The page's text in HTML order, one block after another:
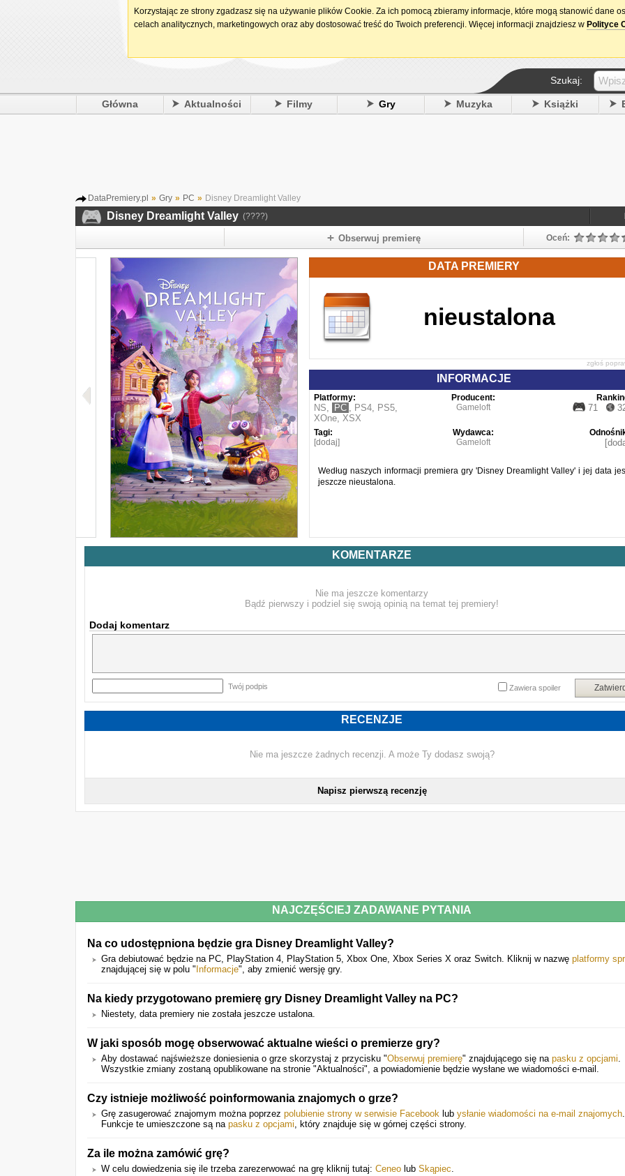
15. urodziny DataPremiery.pl
Szukaj:
Główna Aktualności Filmy Gry Muzyka Książki
DataPremiery.pl » Gry » PC » Disney Dreamlight Valley
Disney Dreamlight Valley (????)
Obserwuj premierę Oceń:
DATA PREMIERY
nieustalona
zgłoś
INFORMACJE
Platformy:
NS, PC , PS4, PS5,
XOne, XSX
Producent:
Gameloft
71
Tagi:
[dodaj]
Wydawca:
Gameloft
Według naszych informacji premiera gry 'Disney Dreamlight Valley' i jej data
jeszcze nieustalona.
KOMENTARZE
Nie ma jeszcze komentarzy
Bądź pierwszy i podziel się swoją opinią na temat tej premiery!
Dodaj komentarz
Twój podpis Zawiera spoiler
RECENZJE
Nie ma jeszcze żadnych recenzji. A może Ty dodasz swoją?
Napisz pierwszą recenzję
NAJCZĘŚCIEJ ZADAWANE PYTANIA
Na co udostępniona będzie gra Disney Dreamlight Valley?
Gra debiutować będzie na PC, PlayStation 4, PlayStation 5, Xbox One, Xbox Series X oraz Switch. Kliknij w nazwę platformy
znajdującej się w polu " Informacje", aby zmienić wersję gry.
Na kiedy przygotowano premierę gry Disney Dreamlight Valley na PC?
Niestety, data premiery nie została jeszcze ustalona.
W jaki sposób mogę obserwować aktualne wieści o premierze gry?
Aby dostawać najświeższe doniesienia o grze skorzystaj z przycisku "Obserwuj premierę" znajdującego się na pasku z opcjami.
Wszystkie zmiany zostaną opublikowane na stronie "Aktualności", a powiadomienie będzie wysłane we wiadomości e-mail.
Czy istnieje możliwość poinformowania znajomych o grze?
Grę zasugerować znajomym można poprzez polubienie strony w serwisie Facebook lub ysłanie wiadomości na e-mail znajomych.
Funkcje te umieszczone są na pasku z opcjami, który znajduje się w górnej części strony.
Za ile można zamówić grę?
W celu dowiedzenia się ile trzeba zarezerwować na grę kliknij tutaj: Ceneo lub Skąpiec.
Korzystając ze strony zgadzasz się na używanie plików Cookie. Za ich pomocą zbieramy informacje, które mogą stanowić dane
celach analitycznych, marketingowych oraz aby dostosować treść do Twoich preferencji. Więcej informacji znajdziesz w Polityce